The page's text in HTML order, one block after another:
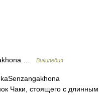
… Википедия
Чаки, стоящего с длинным